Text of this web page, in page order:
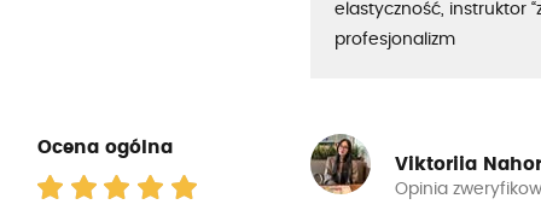
elastyczność, instruktor
profesjonalizm
Ocena ogólna
Viktoriia
Opinia